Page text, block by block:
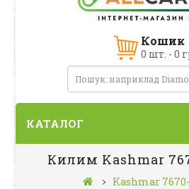
Кошик
0 шт. - 0
КАТАЛОГ
Килим Kashmar
Kashmar